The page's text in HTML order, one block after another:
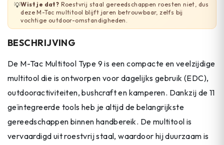
💡Wist je dat? Roestvrij staal gereedschappen roesten niet, dus
deze M-Tac multitool blijft jaren betrouwbaar, zelfs bij
vochtige outdoor-omstandigheden.
BESCHRIJVING
De M-Tac Multitool Type 9 is een compacte en veelzijdige
multitool die is ontworpen voor dagelijks gebruik (EDC),
outdooractiviteiten, bushcraft en kamperen. Dankzij de 11
geïntegreerde tools heb je altijd de belangrijkste
gereedschappen binnen handbereik. De multitool is
vervaardigd uit roestvrij staal, waardoor hij duurzaam is